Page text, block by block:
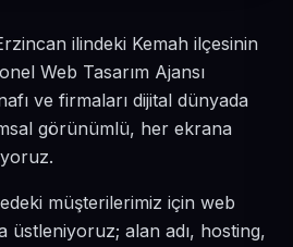
ilindeki Kemah ilçesinin
Web Tasarım Ajansı
ve firmaları dijital dünyada
görünümlü, her ekrana
müşterilerimiz için web
üstleniyoruz; alan adı, hosting,